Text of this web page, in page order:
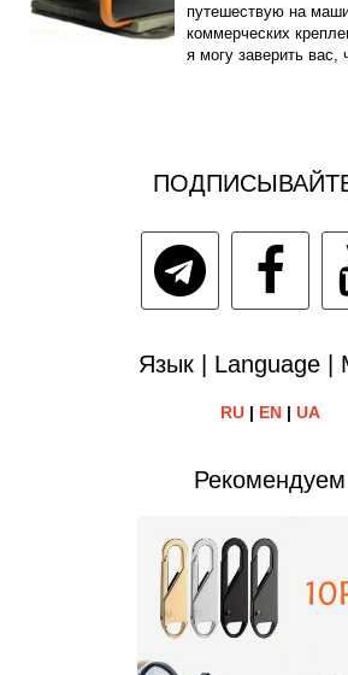
путешествую на
коммерческих
я могу заверить вас,
Язык | Language |
RU| EN| UA
Рекомендуем